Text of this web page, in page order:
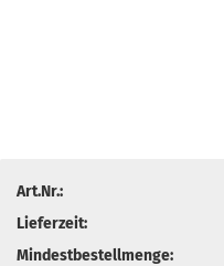
Art.Nr.:
Lieferzeit:
Mindestbestellmenge: